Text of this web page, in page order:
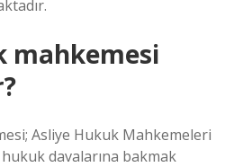
mahkemesi
Asliye Hukuk Mahkemeleri
davalarına bakmak